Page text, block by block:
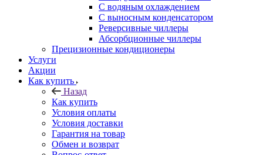
С водяным охлаждением
С выносным конденсатором
Реверсивные чиллеры
Абсорбционные чиллеры
Прецизионные кондиционеры
Услуги
Акции
Как купить
Назад
Как купить
Условия оплаты
Условия доставки
Гарантия на товар
Обмен и возврат